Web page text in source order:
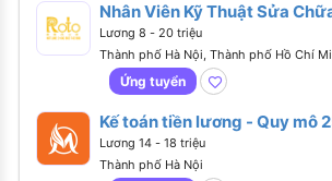
Nhân Viên Kỹ Thuật Sửa
Công
Lương 8 - 20 triệu
Thành phố Hà Nội, Thành phố Hồ Chí
Ứng tuyển
Kế toán tiền lương - Quy mô
Lương 14 - 18 triệu
Thành phố Hà Nội